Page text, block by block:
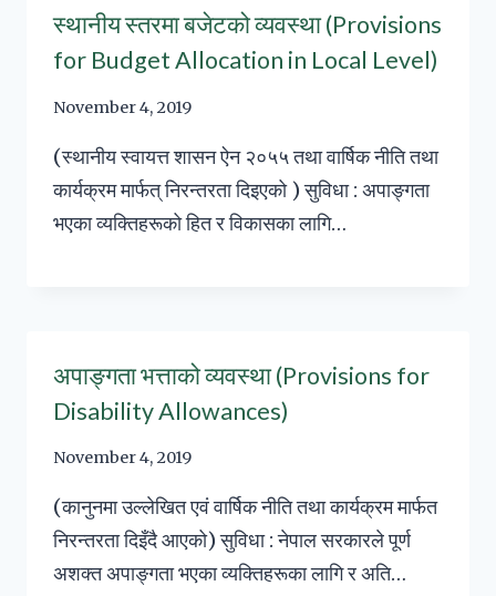
स्थानीय स्तरमा बजेटको व्यवस्था (Provisions
for Budget Allocation in Local Level)
November 4, 2019
(स्थानीय स्वायत्त शासन ऐन २०५५ तथा वार्षिक नीति तथा
कार्यक्रम मार्फत् निरन्तरता दिइएको ) सुविधा : अपाङ्गता
भएका व्यक्तिहरूको हित र विकासका लागि…
अपाङ्गता भत्ताको व्यवस्था (Provisions for
Disability Allowances)
November 4, 2019
(कानुनमा उल्लेखित एवं वार्षिक नीति तथा कार्यक्रम मार्फत
निरन्तरता दिइँदै आएको) सुविधा : नेपाल सरकारले पूर्ण
अशक्त अपाङ्गता भएका व्यक्तिहरूका लागि र अति…